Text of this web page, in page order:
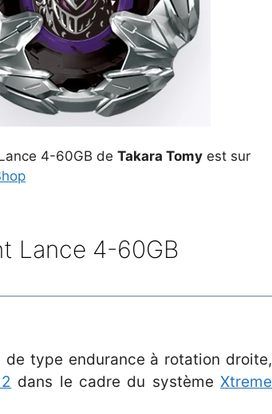
4-60GB de Takara Tomy est sur
Lance 4-60GB
de type endurance à rotation droite,
dans le cadre du systèmeXtreme